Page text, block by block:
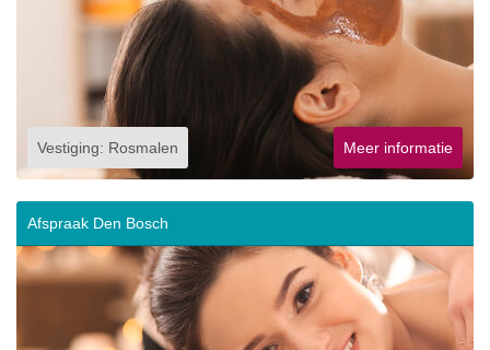
Vestiging: Rosmalen Meer informatie
Afspraak Den Bosch